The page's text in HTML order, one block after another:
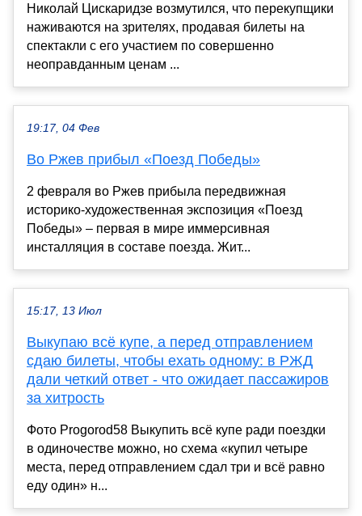
Николай Цискаридзе возмутился, что перекупщики
наживаются на зрителях, продавая билеты на
спектакли с его участием по совершенно
неоправданным ценам ...
19:17, 04 Фев
Во Ржев прибыл «Поезд Победы»
2 февраля во Ржев прибыла передвижная
историко-художественная экспозиция «Поезд
Победы» – первая в мире иммерсивная
инсталляция в составе поезда. Жит...
15:17, 13 Июл
Выкупаю всё купе, а перед отправлением
сдаю билеты, чтобы ехать одному: в РЖД
дали четкий ответ - что ожидает пассажиров
за хитрость
Фото Progorod58 Выкупить всё купе ради поездки
в одиночестве можно, но схема «купил четыре
места, перед отправлением сдал три и всё равно
еду один» н...